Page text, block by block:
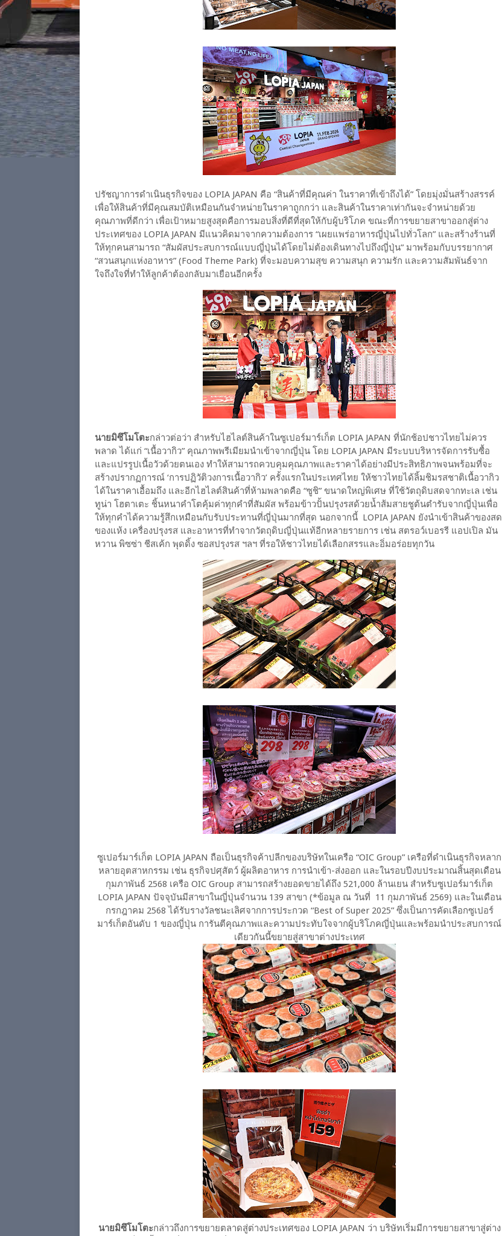
ปรัชญาการดำเนินธุรกิจของ LOPIA JAPAN คือ “สินค้าที่มีคุณค่า ในราคาที่เข้าถึงได้” โดยมุ่งมั่นสร้างสรรค์
เพื่อให้สินค้าที่มีคุณสมบัติเหมือนกันจำหน่ายในราคาถูกกว่า และสินค้าในราคาเท่ากันจะจำหน่ายด้วย
คุณภาพที่ดีกว่า เพื่อเป้าหมายสูงสุดคือการมอบสิ่งที่ดีที่สุดให้กับผู้บริโภค ขณะที่การขยายสาขาออกสู่ต่าง
ประเทศของ LOPIA JAPAN มีแนวคิดมาจากความต้องการ “เผยแพร่อาหารญี่ปุ่นไปทั่วโลก” และสร้างร้านที่
ให้ทุกคนสามารถ “สัมผัสประสบการณ์แบบญี่ปุ่นได้โดยไม่ต้องเดินทางไปถึงญี่ปุ่น” มาพร้อมกับบรรยากาศ
“สวนสนุกแห่งอาหาร” (Food Theme Park) ที่จะมอบความสุข ความสนุก ความรัก และความสัมพันธ์จาก
ใจถึงใจที่ทำให้ลูกค้าต้องกลับมาเยือนอีกครั้ง
นายมิซึโมโตะกล่าวต่อว่า สำหรับไฮไลต์สินค้าในซูเปอร์มาร์เก็ต LOPIA JAPAN ที่นักช้อปชาวไทยไม่ควร
พลาด ได้แก่ “เนื้อวากิว” คุณภาพพรีเมียมนำเข้าจากญี่ปุ่น โดย LOPIA JAPAN มีระบบบริหารจัดการรับซื้อ
และแปรรูปเนื้อวัวด้วยตนเอง ทำให้สามารถควบคุมคุณภาพและราคาได้อย่างมีประสิทธิภาพจนพร้อมที่จะ
สร้างปรากฏการณ์ ‘การปฏิวัติวงการเนื้อวากิว’ ครั้งแรกในประเทศไทย ให้ชาวไทยได้ลิ้มชิมรสชาติเนื้อวากิว
ได้ในราคาเอื้อมถึง และอีกไฮไลต์สินค้าที่ห้ามพลาดคือ “ซูชิ” ขนาดใหญ่พิเศษ ที่ใช้วัตถุดิบสดจากทะเล เช่น
ทูน่า โฮตาเตะ ชิ้นหนาคำโตคุ้มค่าทุกคำที่สัมผัส พร้อมข้าวปั้นปรุงรสด้วยน้ำส้มสายชูต้นตำรับจากญี่ปุ่นเพื่อ
ให้ทุกคำได้ความรู้สึกเหมือนกับรับประทานที่ญี่ปุ่นมากที่สุด นอกจากนี้ LOPIA JAPAN ยังนำเข้าสินค้าของสด
ของแห้ง เครื่องปรุงรส และอาหารที่ทำจากวัตถุดิบญี่ปุ่นแท้อีกหลายรายการ เช่น สตรอว์เบอรรี แอปเปิล มัน
หวาน พิซซ่า ชีสเค้ก พุดดิ้ง ซอสปรุงรส ฯลฯ ที่รอให้ชาวไทยได้เลือกสรรและอิ่มอร่อยทุกวัน
ซูเปอร์มาร์เก็ต LOPIA JAPAN ถือเป็นธุรกิจค้าปลีกของบริษัทในเครือ “OIC Group” เครือที่ดำเนินธุรกิจหลาก
หลายอุตสาหกรรม เช่น ธุรกิจปศุสัตว์ ผู้ผลิตอาหาร การนำเข้า-ส่งออก และในรอบปีงบประมาณสิ้นสุดเดือน
กุมภาพันธ์ 2568 เครือ OIC Group สามารถสร้างยอดขายได้ถึง 521,000 ล้านเยน สำหรับซูเปอร์มาร์เก็ต
LOPIA JAPAN ปัจจุบันมีสาขาในญี่ปุ่นจำนวน 139 สาขา (*ข้อมูล ณ วันที่ 11 กุมภาพันธ์ 2569) และในเดือน
กรกฎาคม 2568 ได้รับรางวัลชนะเลิศจากการประกวด “Best of Super 2025” ซึ่งเป็นการคัดเลือกซูเปอร์
มาร์เก็ตอันดับ 1 ของญี่ปุ่น การันตีคุณภาพและความประทับใจจากผู้บริโภคญี่ปุ่นและพร้อมนำประสบการณ์
เดียวกันนี้ขยายสู่สาขาต่างประเทศ
นายมิซึโมโตะกล่าวถึงการขยายตลาดสู่ต่างประเทศของ LOPIA JAPAN ว่า บริษัทเริ่มมีการขยายสาขาสู่ต่าง